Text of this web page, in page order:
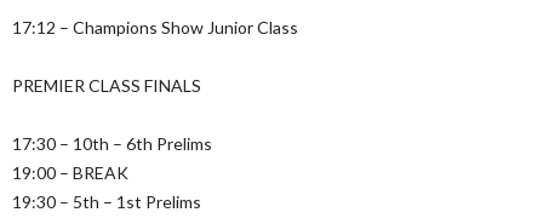
17:12 – Champions Show Junior Class
PREMIER CLASS FINALS
17:30 – 10th – 6th Prelims
19:00 – BREAK
19:30 – 5th – 1st Prelims